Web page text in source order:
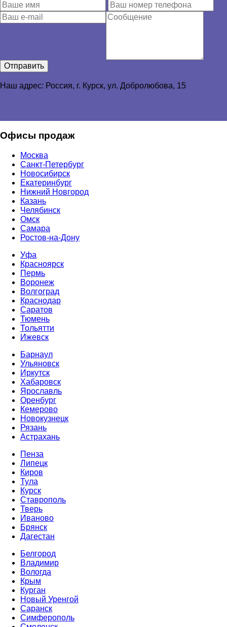
Отправить
Наш адрес: Россия, г. Курск, ул. Добролюбова, 15
Офисы продаж
Москва
Санкт-Петербург
Новосибирск
Екатеринбург
Нижний Новгород
Казань
Челябинск
Омск
Самара
Ростов-на-Дону
Уфа
Красноярск
Пермь
Воронеж
Волгоград
Краснодар
Саратов
Тюмень
Тольятти
Ижевск
Барнаул
Ульяновск
Иркутск
Хабаровск
Ярославль
Оренбург
Кемерово
Новокузнецк
Рязань
Астрахань
Пенза
Липецк
Киров
Тула
Курск
Ставрополь
Тверь
Иваново
Брянск
Дагестан
Белгород
Владимир
Вологда
Крым
Курган
Новый Уренгой
Саранск
Симферополь